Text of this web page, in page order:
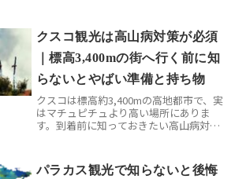
都は、かつてのインカ帝国の首都として
栄華を誇りました...
クスコ観光は高山病対策が必須
｜標高3,400mの街へ行く前に知
らないとやばい準備と持ち物
クスコは標高約3,400mの高地都市で、実
はマチュピチュより高い場所にありま
す。到着前に知っておきたい高山病対策
パラカス観光で知らないと後悔